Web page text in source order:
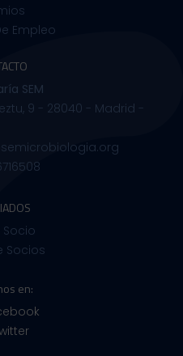
Empleo
SEM
9 - 28040 - Madrid -
Socio
Socios
en: